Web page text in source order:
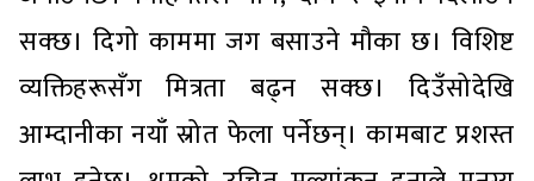
सक्छ। दिगो काममा जग बसाउने मौका छ। विशिष्ट
व्यक्तिहरूसँग मित्रता बढ्न सक्छ। दिउँसोदेखि
आम्दानीका नयाँ स्रोत फेला पर्नेछन्। कामबाट प्रशस्त